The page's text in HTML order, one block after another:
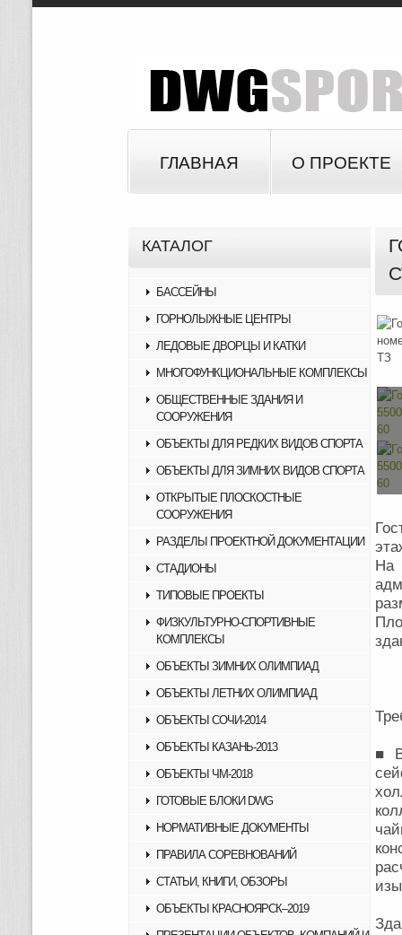
ГЛАВНАЯ О ПРОЕКТЕ
КАТАЛОГ
БАССЕЙНЫ
ГОРНОЛЫЖНЫЕ ЦЕНТРЫ
ЛЕДОВЫЕ ДВОРЦЫ И КАТКИ
МНОГОФУНКЦИОНАЛЬНЫЕ КОМПЛЕКСЫ
ОБЩЕСТВЕННЫЕ ЗДАНИЯ И
СООРУЖЕНИЯ
ОБЪЕКТЫ ДЛЯ РЕДКИХ ВИДОВ СПОРТА
ОБЪЕКТЫ ДЛЯ ЗИМНИХ ВИДОВ СПОРТА
ОТКРЫТЫЕ ПЛОСКОСТНЫЕ
СООРУЖЕНИЯ
РАЗДЕЛЫ ПРОЕКТНОЙ ДОКУМЕНТАЦИИ
СТАДИОНЫ
ТИПОВЫЕ ПРОЕКТЫ
ФИЗКУЛЬТУРНО-СПОРТИВНЫЕ
КОМПЛЕКСЫ
ОБЪЕКТЫ ЗИМНИХ ОЛИМПИАД
ОБЪЕКТЫ ЛЕТНИХ ОЛИМПИАД
ОБЪЕКТЫ СОЧИ-2014
ОБЪЕКТЫ КАЗАНЬ-2013
ОБЪЕКТЫ ЧМ-2018
ГОТОВЫЕ БЛОКИ DWG
НОРМАТИВНЫЕ ДОКУМЕНТЫ
ПРАВИЛА СОРЕВНОВАНИЙ
СТАТЬИ, КНИГИ, ОБЗОРЫ
ОБЪЕКТЫ КРАСНОЯРСК–2019
На
■